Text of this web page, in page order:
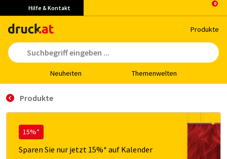
Hilfe & Kontakt
Pro­duk­te
Neu­hei­ten The­men­wel­ten
Produkte
15%*
Sparen Sie nur jetzt 15%* auf Kalender